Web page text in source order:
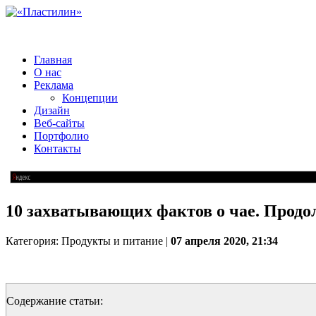
Главная
О нас
Реклама
Концепции
Дизайн
Веб-сайты
Портфолио
Контакты
10 захватывающих фактов о чае.
Категория: Продукты и питание | 07 апреля 2020, 21:34
Содержание статьи: